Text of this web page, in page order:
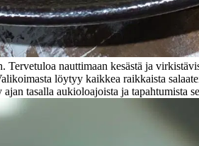
nauttimaan kesästä ja
löytyy kaikkea raikkaista
ajan tasalla aukioloajoista ja tapahtumista